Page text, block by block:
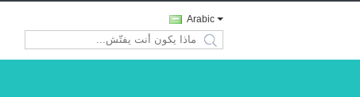
Arabic
search